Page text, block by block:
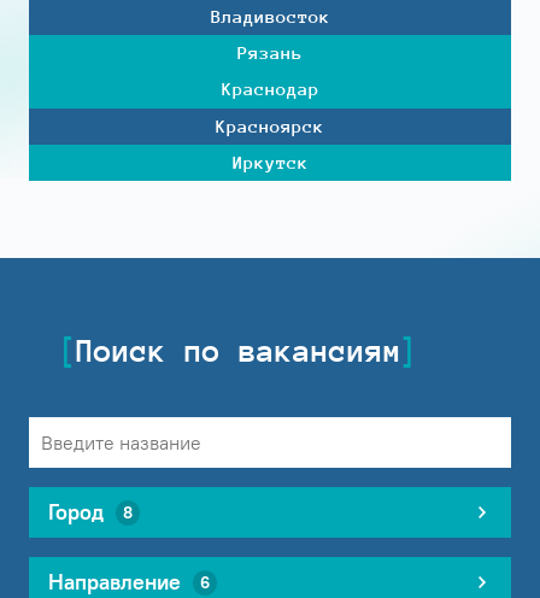
Владивосток
Рязань
Краснодар
Красноярск
Иркутск
Поиск по вакансиям
Город 8
Направление 6